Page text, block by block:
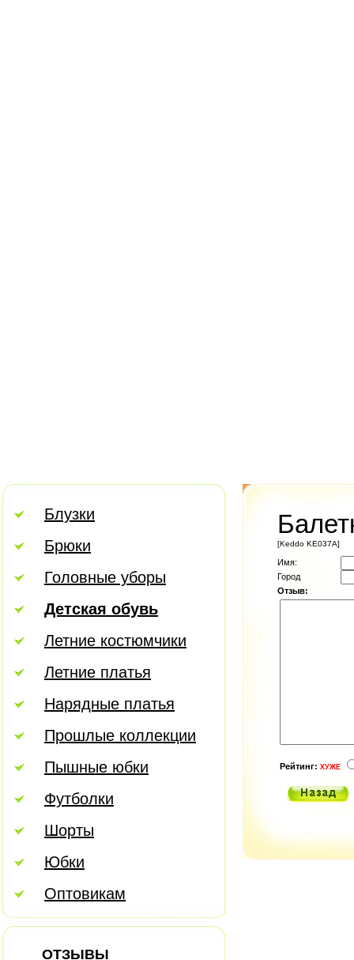
Блузки
Брюки
Головные уборы
Детская обувь
Летние костюмчики
Летние платья
Нарядные платья
Прошлые коллекции
Пышные юбки
Футболки
Шорты
Юбки
Оптовикам
ОТЗЫВЫ
[Keddo KE037A]
Имя:
Город
Отзыв:
Рейтинг: ХУЖЕ